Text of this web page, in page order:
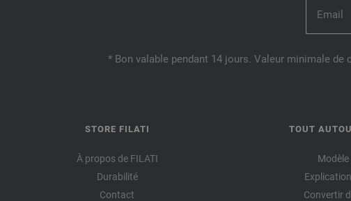
* Bon valable pendant 14 jours. Valeur minimale
STORE FILATI
À propos de FILATI
Durabilité
Contact
TOUT
Convertir